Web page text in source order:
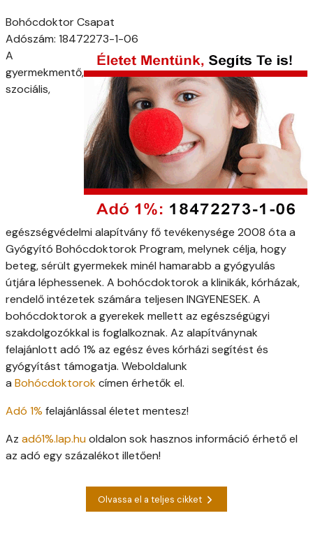
Bohócdoktor Csapat
Adószám: 18472273-1-06
A
gyermekmentő,
szociális,
egészségvédelmi alapítvány fő tevékenysége 2008 óta a
Gyógyító Bohócdoktorok Program, melynek célja, hogy
beteg, sérült gyermekek minél hamarabb a gyógyulás
útjára léphessenek. A bohócdoktorok a klinikák, kórházak,
rendelő intézetek számára teljesen INGYENESEK. A
bohócdoktorok a gyerekek mellett az egészségügyi
szakdolgozókkal is foglalkoznak. Az alapítványnak
felajánlott adó 1% az egész éves kórházi segítést és
gyógyítást támogatja. Weboldalunk
a Bohócdoktorokcímen érhetők el.
Adó 1% felajánlással életet mentesz!
Az adó1%.lap.huoldalon sok hasznos információ érhető el
az adó egy százalékot illetően!
Olvassa el a teljes cikket